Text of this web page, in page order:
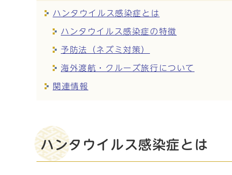
ハンタウイルス感染症とは
ハンタウイルス感染症の特徴
予防法（ネズミ対策）
海外渡航・クルーズ旅行について
関連情報
ハンタウイルス感染症とは